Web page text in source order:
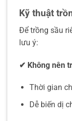
Kỹ thuật
Để trồng sầu
lưu ý:
✔ Không nên
Thời gian
Dễ biến dị